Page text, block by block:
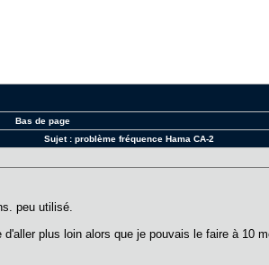
Bas de page
Sujet :problème fréquence Hama CA-2
peu utilisé.
plus loin alors que je pouvais le faire à 10